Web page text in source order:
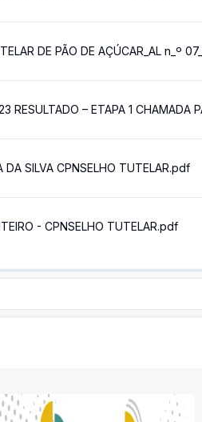
DE PÃO DE AÇÚCAR_AL n_º
RESULTADO – ETAPA 1 CHAMADA
SILVA CPNSELHO TUTELAR.pdf
- CPNSELHO TUTELAR.pdf